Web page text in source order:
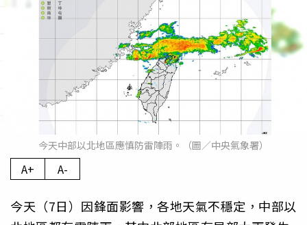
今天中部以北地區應慎防雷陣雨。（圖／中央氣象署）
A+ A-
今天（7日）因鋒面影響，各地天氣不穩定，中部以